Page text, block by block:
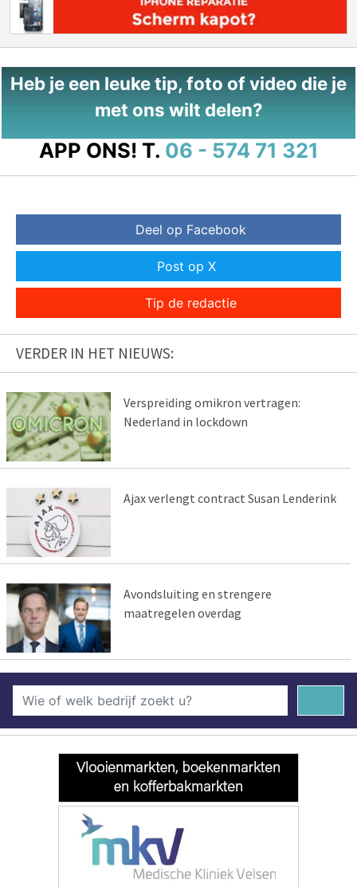
Heb je een leuke tip, foto of video die je
met ons wilt delen?
APP ONS! T. 06 - 574 71 321
Deel op Facebook
Post op X
Tip de redactie
VERDER IN HET NIEUWS:
Verspreiding omikron vertragen:
Nederland in lockdown
Ajax verlengt contract Susan Lenderink
Avondsluiting en strengere
maatregelen overdag